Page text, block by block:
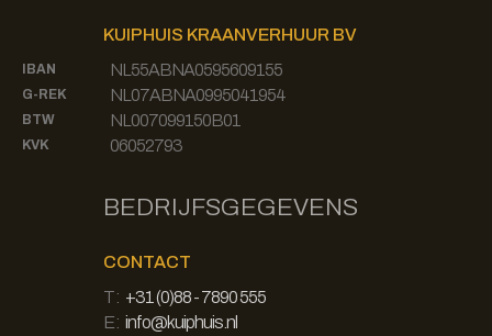
KUIPHUIS KRAANVERHUUR BV
IBAN NL55ABNA0595609155
G-REK NL07ABNA0995041954
BTW NL007099150B01
KVK 06052793
BEDRIJFSGEGEVENS
CONTACT
T: +31 (0)88 - 7890 555
E: info@kuiphuis.nl